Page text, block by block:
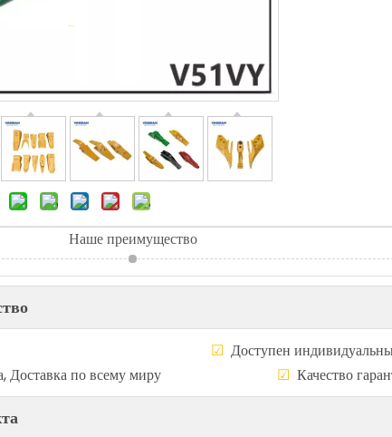
Наше преимущество
цена ☑ Доступен
Доставка по всему миру ☑